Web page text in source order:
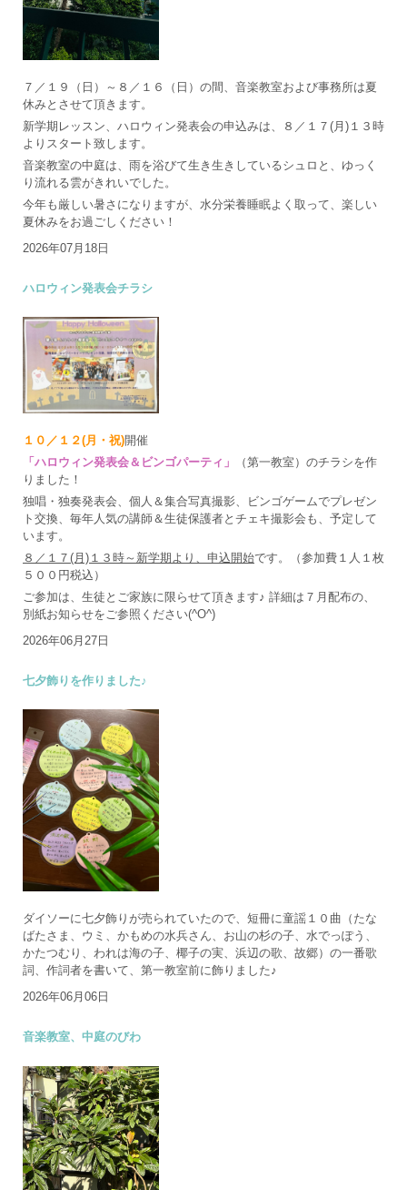
７／１９（日）～８／１６（日）の間、音楽教室および事務所は夏
休みとさせて頂きます。
新学期レッスン、ハロウィン発表会の申込みは、８／１７(月)１３時
よりスタート致します。
音楽教室の中庭は、雨を浴びて生き生きしているシュロと、ゆっく
り流れる雲がきれいでした。
今年も厳しい暑さになりますが、水分栄養睡眠よく取って、楽しい
夏休みをお過ごしください！
2026年07月18日
ハロウィン発表会チラシ
１０／１２(月・祝)開催
「ハロウィン発表会＆ビンゴパーティ」
（第一教室）のチラシを作
りました！
独唱・独奏発表会、個人＆集合写真撮影、ビンゴゲームでプレゼン
ト交換、毎年人気の講師＆生徒保護者とチェキ撮影会も、予定して
います。
８／１７(月)１３時～新学期より、申込開始です。（参加費１人１枚
５００円税込）
ご参加は、生徒とご家族に限らせて頂きます♪ 詳細は７月配布の、
別紙お知らせをご参照ください(^O^)
2026年06月27日
七夕飾りを作りました♪
ダイソーに七夕飾りが売られていたので、短冊に童謡１０曲（たな
ばたさま、ウミ、かもめの水兵さん、お山の杉の子、水でっぽう、
かたつむり、われは海の子、椰子の実、浜辺の歌、故郷）の一番歌
詞、作詞者を書いて、第一教室前に飾りました♪
2026年06月06日
音楽教室、中庭のびわ